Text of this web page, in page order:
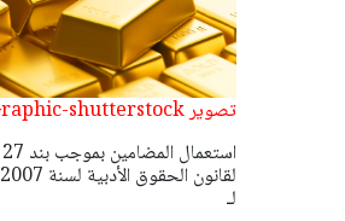
تصوير BongkarnGraphic-shutterstock
لـ